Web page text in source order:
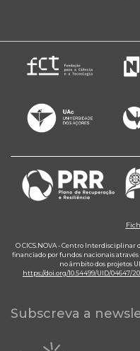
O CICS.NOVA - Centro Interdisciplinar
financiado por fundos nacionais através
no âmbito dos projetos
https://doi.org/10.54499/UID/04647/
Subscreva a